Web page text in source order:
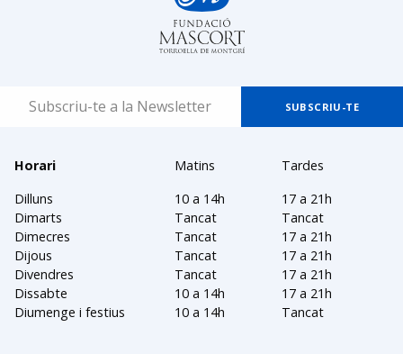
Horari Matins
Tardes
Dilluns
10 a 14h
17 a 21h
Dimarts
Tancat
Tancat
Dimecres
Tancat
17 a 21h
Dijous
Tancat
17 a 21h
Divendres
Tancat
17 a 21h
Dissabte
10 a 14h
17 a 21h
Diumenge i festius
10 a 14h Tancat